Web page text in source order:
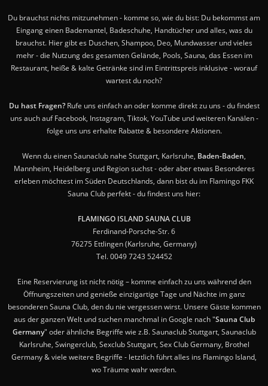
Du brauchst nichts mitzunehmen - komme so, wie du bist: Du bekommst am
Eingang einen Bademantel, Badeschuhe, Handtücher und alles, was du
brauchst. Hier gibt es Duschen, Shampoo, Deo, Mundwasser und vieles
mehr - die Nutzung des gesamten Gelände, Pools, Sauna, das Essen im
Restaurant, heiße & kalte Getränke sind im Eintrittspreis inklusive - worauf
wartest du noch?
Du hast Fragen?Rufe uns einfach an oder komme direkt zu uns - du findest
uns auch auf Facebook, Instagram, Tiktok, YouTube und weiteren Kanälen -
folge uns uns erhalte Rabatte & besondere Aktionen.
Wenn du einen Saunaclub nahe Stuttgart, Karlsruhe, Baden-Baden,
Mannheim, Heidelberg und Region suchst - oder aber etwas Besonderes
erleben möchtest im Süden Deutschlands, dann bist du im Flamingo FKK
Sauna Club perfekt - du findest uns hier:
FLAMINGO ISLAND SAUNA CLUB
Ferdinand-Porsche-Str. 6
76275 Ettlingen (Karlsruhe, Germany)
Tel. 0049 7243 524452
Eine Reservierung ist nicht nötig – komme einfach zu uns während den
Öffnungszeiten und genieße einzigartige Tage und Nächte im ganz
besonderen Sauna Club, den du nie vergessen wirst. Unsere Gäste kommen
aus der ganzen Welt und suchen manchmal in Google nach "Sauna Club
Germany" oder ähnliche Begriffe wie z.B. Saunaclub Stuttgart, Saunaclub
Karlsruhe, Swingerclub, Sexclub Stuttgart, Sex Club Germany, Brothel
Germany & viele weitere Begriffe - letztlich führt alles ins Flamingo Island,
wo Träume wahr werden.